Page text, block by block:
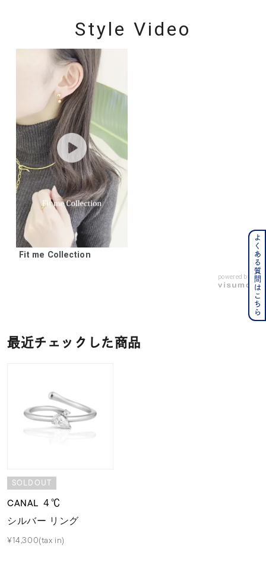
Style Video
Fit me Collection
powered by
最近チェックした商品
SOLDOUT
CANAL ４℃
シルバー リング
¥14,300(tax in)
よくある質問はこちら